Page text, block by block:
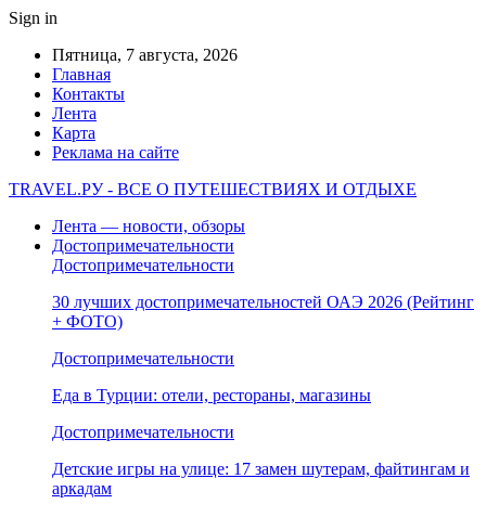
Sign in
Пятница, 7 августа, 2026
Главная
Контакты
Лента
Карта
Реклама на сайте
TRAVEL.РУ - ВСЕ О ПУТЕШЕСТВИЯХ И ОТДЫХЕ
Лента — новости, обзоры
Достопримечательности
Достопримечательности
30 лучших достопримечательностей ОАЭ 2026 (Рейтинг
+ ФОТО)
Достопримечательности
Еда в Турции: отели, рестораны, магазины
Достопримечательности
Детские игры на улице: 17 замен шутерам, файтингам и
аркадам